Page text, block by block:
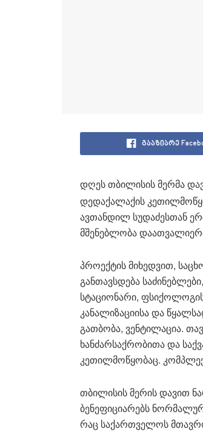
გააზიარე
დღეს თბილისის მერმა
დედაქალაქის
ავთანდილ სუდაძესთან
მშენებლობა
პროექტის მიხედვით,
განთავსდება
სტაციონარი,
კანალიზაციისა და
გათბობა, ვენტილაცია.
ხანძარსაქრობითა და
კეთილმოწყობაც.
თბილისის მერის დავით
ბენეფიციარებს
რაც საქართველოს